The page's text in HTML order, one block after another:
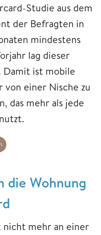
Studie aus dem
der Befragten in
mindestens
lag dieser
Damit ist mobile
von einer Nische zu
das mehr als jede
die Wohnung
mehr an einer